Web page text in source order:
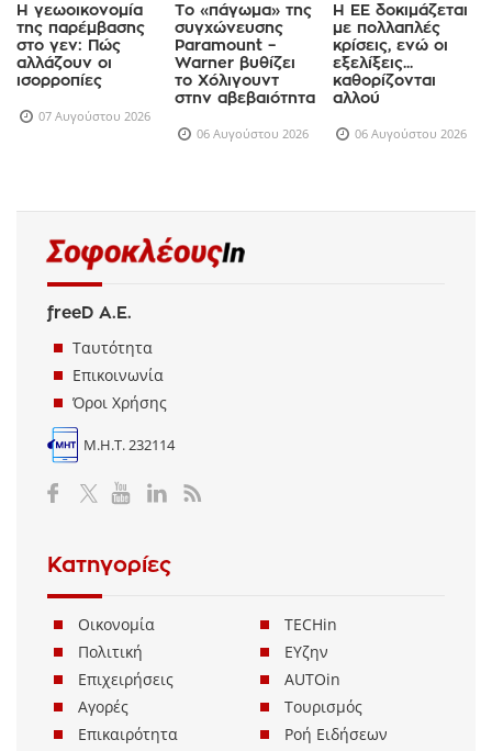
Η γεωοικονομία
της παρέμβασης
στο γεν: Πώς
αλλάζουν οι
ισορροπίες
07 Αυγούστου 2026
Το «πάγωμα» της
συγχώνευσης
Paramount –
Warner βυθίζει
το Χόλιγουντ
στην αβεβαιότητα
06 Αυγούστου 2026
Η ΕΕ δοκιμάζεται
με πολλαπλές
κρίσεις, ενώ οι
εξελίξεις...
καθορίζονται
αλλού
06 Αυγούστου 2026
freeD Α.Ε.
Ταυτότητα
Επικοινωνία
Όροι Χρήσης
Μ.Η.Τ. 232114
Κατηγορίες
Οικονομία
Πολιτική
Επιχειρήσεις
Αγορές
Επικαιρότητα
TECHin
ΕΥζην
AUTOin
Τουρισμός
Ροή Ειδήσεων